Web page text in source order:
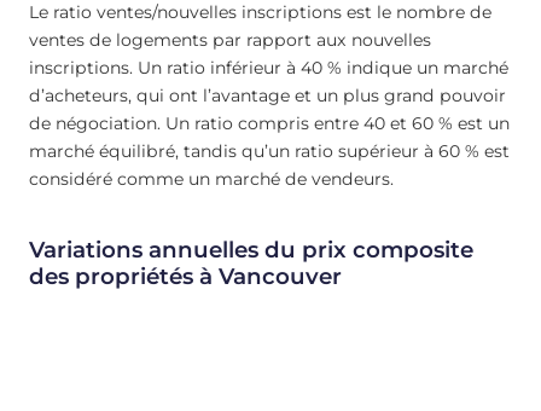
Le ratio ventes/nouvelles inscriptions est le nombre de
ventes de logements par rapport aux nouvelles
inscriptions. Un ratio inférieur à 40 % indique un marché
d’acheteurs, qui ont l’avantage et un plus grand pouvoir
de négociation. Un ratio compris entre 40 et 60 % est un
marché équilibré, tandis qu’un ratio supérieur à 60 % est
considéré comme un marché de vendeurs.
Variations annuelles du prix composite
des propriétés à Vancouver